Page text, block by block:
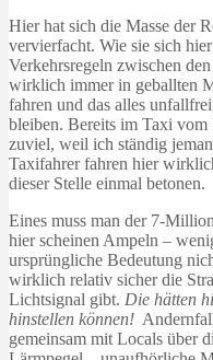
Hier hat sich die Masse der
vervierfacht. Wie sie sich
Verkehrsregeln zwischen
wirklich immer in geballten
fahren und das alles
bleiben. Bereits im Taxi
zuviel, weil ich ständig
Taxifahrer fahren hier
dieser Stelle einmal betonen.
Eines muss man der 7-
hier scheinen Ampeln –
ursprüngliche Bedeutung
wirklich relativ sicher die
Lichtsignal gibt. Die hätten
hinstellen können!
gemeinsam mit Locals über